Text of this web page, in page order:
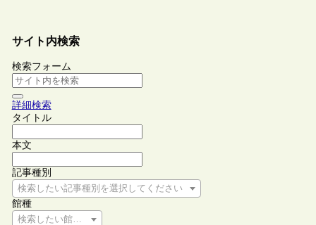
サイト内検索
検索フォーム
詳細検索
タイトル
本文
記事種別
検索したい記事種別を選択してください
館種
検索したい館種を選択してください